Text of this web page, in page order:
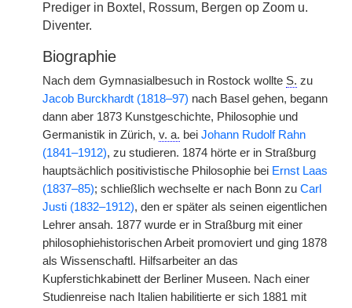
Prediger in Boxtel, Rossum, Bergen op Zoom u.
Diventer.
Biographie
Nach dem Gymnasialbesuch in Rostock wollte S. zu
Jacob Burckhardt (1818–97) nach Basel gehen, begann
dann aber 1873 Kunstgeschichte, Philosophie und
Germanistik in Zürich, v. a. bei Johann Rudolf Rahn
(1841–1912), zu studieren. 1874 hörte er in Straßburg
hauptsächlich positivistische Philosophie bei Ernst Laas
(1837–85); schließlich wechselte er nach Bonn zu Carl
Justi (1832–1912), den er später als seinen eigentlichen
Lehrer ansah. 1877 wurde er in Straßburg mit einer
philosophiehistorischen Arbeit promoviert und ging 1878
als Wissenschaftl. Hilfsarbeiter an das
Kupferstichkabinett der Berliner Museen. Nach einer
Studienreise nach Italien habilitierte er sich 1881 mit